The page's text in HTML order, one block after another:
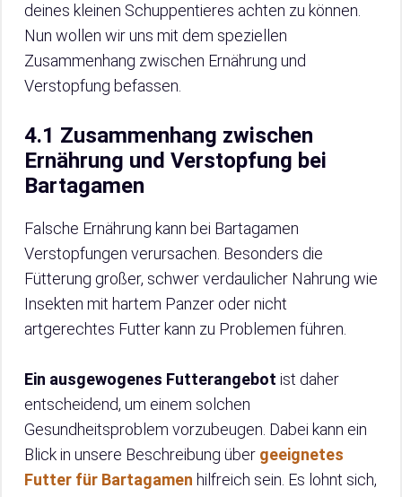
deines kleinen Schuppentieres achten zu können.
Nun wollen wir uns mit dem speziellen
Zusammenhang zwischen Ernährung und
Verstopfung befassen.
4.1 Zusammenhang zwischen
Ernährung und Verstopfung bei
Bartagamen
Falsche Ernährung kann bei Bartagamen
Verstopfungen verursachen. Besonders die
Fütterung großer, schwer verdaulicher Nahrung wie
Insekten mit hartem Panzer oder nicht
artgerechtes Futter kann zu Problemen führen.
Ein ausgewogenes Futterangebot ist daher
entscheidend, um einem solchen
Gesundheitsproblem vorzubeugen. Dabei kann ein
Blick in unsere Beschreibung über geeignetes
Futter für Bartagamen hilfreich sein. Es lohnt sich,